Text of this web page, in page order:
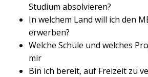
Studium absolvieren?
In welchem Land will ich den
erwerben?
Welche Schule und welches
mir
Bin ich bereit, auf Freizeit zu